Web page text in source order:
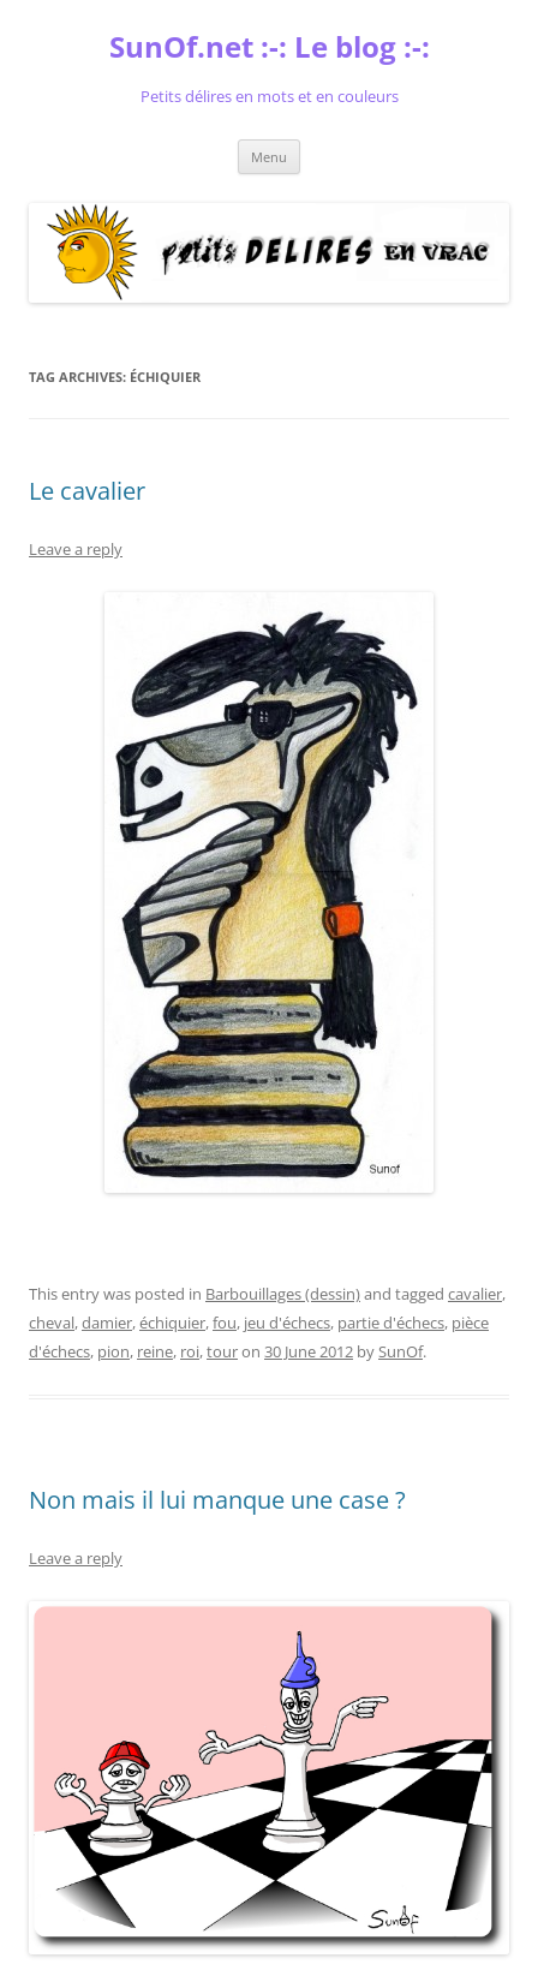
SunOf.net :-: Le blog :-:
Petits délires en mots et en couleurs
Menu
TAG ARCHIVES: ÉCHIQUIER
Le cavalier
Leave a reply
This entry was posted in Barbouillages (dessin)and tagged cavalier,
cheval,damier,échiquier,fou, jeu d'échecs, partie d'échecs, pièce
d'échecs, pion, reine, roi,touron 30 June 2012 bySunOf.
Non mais il lui manque une case ?
Leave a reply